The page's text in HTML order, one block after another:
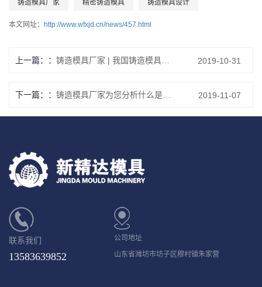
铸造模具厂家 精密铸造模具 铸造模具设计
本文网址： http://www.wfxjd.cn/news/457.html
上一篇： 铸造模具厂家 | 我国铸造模具呈现新的发展特点 2019-10-31
下一篇： 铸造模具厂家为您分析什么是铸造模具 2019-11-07
联系我们
13583639852
公司地址
山东省潍坊市坊子区穆村镇朱家营